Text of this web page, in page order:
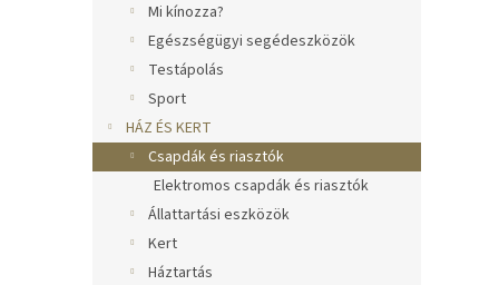
Mi kínozza?
Egészségügyi segédeszközök
Testápolás
Sport
HÁZ ÉS KERT
Csapdák és riasztók
Elektromos csapdák és riasztók
Állattartási eszközök
Kert
Háztartás